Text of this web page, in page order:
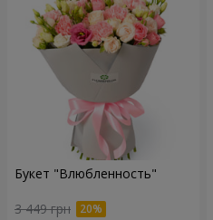
Букет "Влюбленность"
3 449 грн